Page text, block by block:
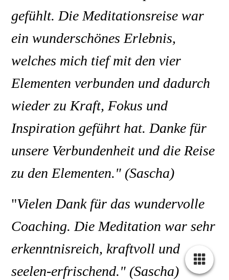
gefühlt. Die Meditationsreise war
ein wunderschönes Erlebnis,
welches mich tief mit den vier
Elementen verbunden und dadurch
wieder zu Kraft, Fokus und
Inspiration geführt hat. Danke für
unsere Verbundenheit und die Reise
zu den Elementen." (Sascha)
"Vielen Dank für das wundervolle
Coaching. Die Meditation war sehr
erkenntnisreich, kraftvoll und
seelen-erfrischend." (Sascha)